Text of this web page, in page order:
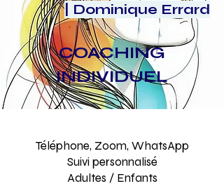
| Dominique Errard
COACHING
INDIVIDUEL
Téléphone, Zoom, WhatsApp
Suivi personnalisé​
Adultes / Enfants